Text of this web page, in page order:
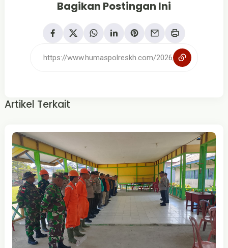
Bagikan Postingan Ini
Artikel Terkait